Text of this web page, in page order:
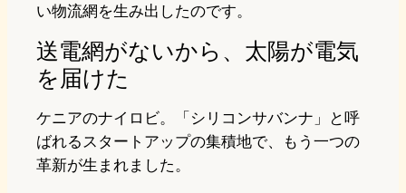
い物流網を生み出したのです。
送電網がないから、太陽が電気
を届けた
ケニアのナイロビ。「シリコンサバンナ」と呼
ばれるスタートアップの集積地で、もう一つの
革新が生まれました。